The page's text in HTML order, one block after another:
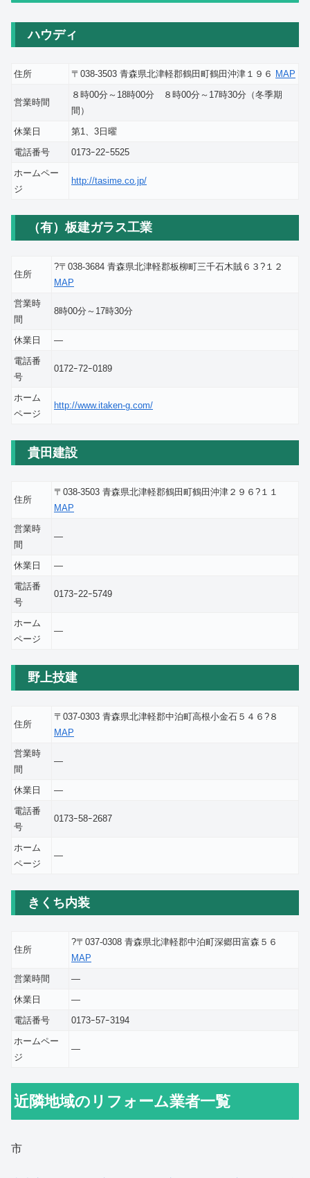
ハウディ
住所 〒038-3503 青森県北津軽郡鶴田町鶴田沖津１９６ MAP
営業時間
８時00分～18時00分 ８時00分～17時30分（冬季期
間）
休業日
第1、3日曜
電話番号
0173ｰ22ｰ5525
ホームペー
ジ
http://tasime.co.jp/
（有）板建ガラス工業
住所
?〒038-3684 青森県北津軽郡板柳町三千石木賊６３?１２
MAP
営業時
間
8時00分～17時30分
休業日
―
電話番
号
0172ｰ72ｰ0189
ホーム
ページ
http://www.itaken-g.com/
貴田建設
住所
〒038-3503 青森県北津軽郡鶴田町鶴田沖津２９６?１１
MAP
営業時
間
―
休業日
―
電話番
号
0173ｰ22ｰ5749
ホーム
ページ
―
野上技建
住所
〒037-0303 青森県北津軽郡中泊町高根小金石５４６?８
MAP
営業時
間
―
休業日
―
電話番
号
0173ｰ58ｰ2687
ホーム
ページ
―
きくち内装
住所
?〒037-0308 青森県北津軽郡中泊町深郷田富森５６
MAP
営業時間
―
休業日
―
電話番号
0173ｰ57ｰ3194
ホームペー
ジ
―
近隣地域のリフォーム業者一覧
市